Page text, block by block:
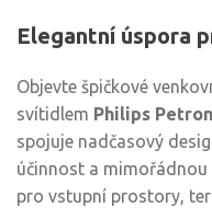
Elegantní úspora
Objevte špičkové
svítidlem Philips
spojuje nadčasový
účinnost a
pro vstupní prostory,